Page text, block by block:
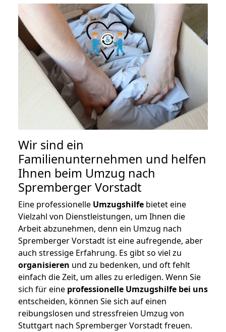
Wir sind ein
Familienunternehmen und helfen
Ihnen beim Umzug nach
Spremberger Vorstadt
Eine professionelle Umzugshilfe bietet eine
Vielzahl von Dienstleistungen, um Ihnen die
Arbeit abzunehmen, denn ein Umzug nach
Spremberger Vorstadt ist eine aufregende, aber
auch stressige Erfahrung. Es gibt so viel zu
organisieren und zu bedenken, und oft fehlt
einfach die Zeit, um alles zu erledigen. Wenn Sie
sich für eine professionelle Umzugshilfe bei uns
entscheiden, können Sie sich auf einen
reibungslosen und stressfreien Umzug von
Stuttgart nach Spremberger Vorstadt freuen.